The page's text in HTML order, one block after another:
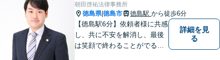
朝田啓祐法律事務所
徳島県|徳島市 徳島駅 から徒歩6分
【徳島駅6分】依頼者様に共感
し、共に不安を解消し、最後
は笑顔で終わることがでるよ
詳細を見
る